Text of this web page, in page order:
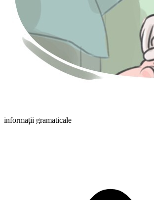
informații gramaticale